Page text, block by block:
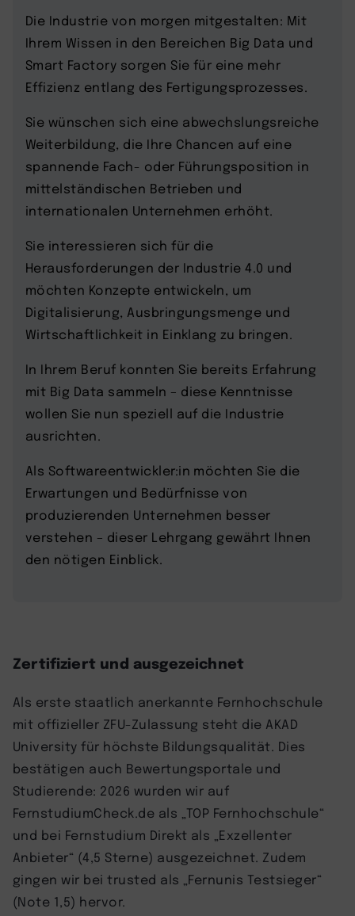
Die Industrie von morgen mitgestalten: Mit
Ihrem Wissen in den Bereichen Big Data und
Smart Factory sorgen Sie für eine mehr
Effizienz entlang des Fertigungsprozesses.
Sie wünschen sich eine abwechslungsreiche
Weiterbildung, die Ihre Chancen auf eine
spannende Fach- oder Führungsposition in
mittelständischen Betrieben und
internationalen Unternehmen erhöht.
Sie interessieren sich für die
Herausforderungen der Industrie 4.0 und
möchten Konzepte entwickeln, um
Digitalisierung, Ausbringungsmenge und
Wirtschaftlichkeit in Einklang zu bringen.
In Ihrem Beruf konnten Sie bereits Erfahrung
mit Big Data sammeln – diese Kenntnisse
wollen Sie nun speziell auf die Industrie
ausrichten.
Als Softwareentwickler:in möchten Sie die
Erwartungen und Bedürfnisse von
produzierenden Unternehmen besser
verstehen – dieser Lehrgang gewährt Ihnen
den nötigen Einblick.
Zertifiziert und ausgezeichnet
Als erste staatlich anerkannte Fernhochschule
mit offizieller ZFU-Zulassung steht die AKAD
University für höchste Bildungsqualität. Dies
bestätigen auch Bewertungsportale und
Studierende: 2026 wurden wir auf
FernstudiumCheck.de als „TOP Fernhochschule“
und bei Fernstudium Direkt als „Exzellenter
Anbieter“ (4,5 Sterne) ausgezeichnet. Zudem
gingen wir bei trusted als „Fernunis Testsieger“
(Note 1,5) hervor.